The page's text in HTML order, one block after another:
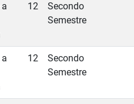
12
Secondo
Semestre
12
Secondo
Semestre